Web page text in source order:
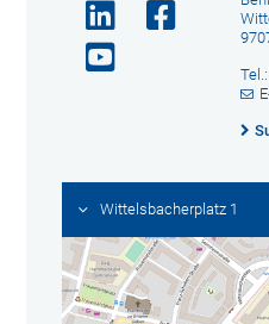
Wittelsbacherplatz 1